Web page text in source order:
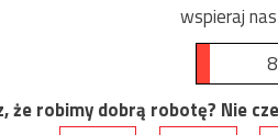
wspieraj
że robimy dobrą robotę? Nie